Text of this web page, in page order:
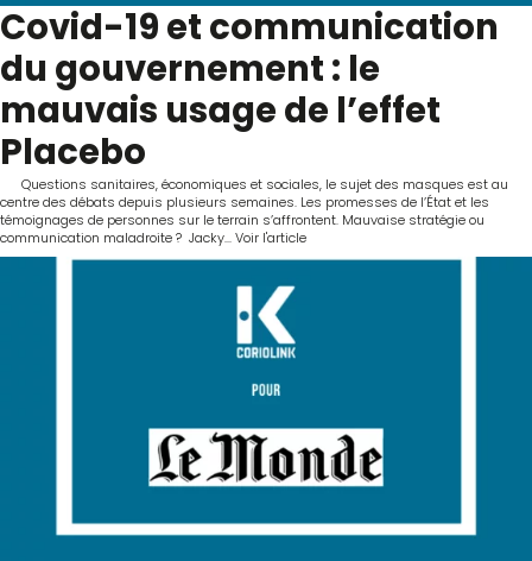
Covid-19 et communication
du gouvernement : le
mauvais usage de l’effet
Placebo
Questions sanitaires, économiques et sociales, le sujet des masques est au
centre des débats depuis plusieurs semaines. Les promesses de l’État et les
témoignages de personnes sur le terrain s’affrontent. Mauvaise stratégie ou
communication maladroite ? Jacky...Voir l'article